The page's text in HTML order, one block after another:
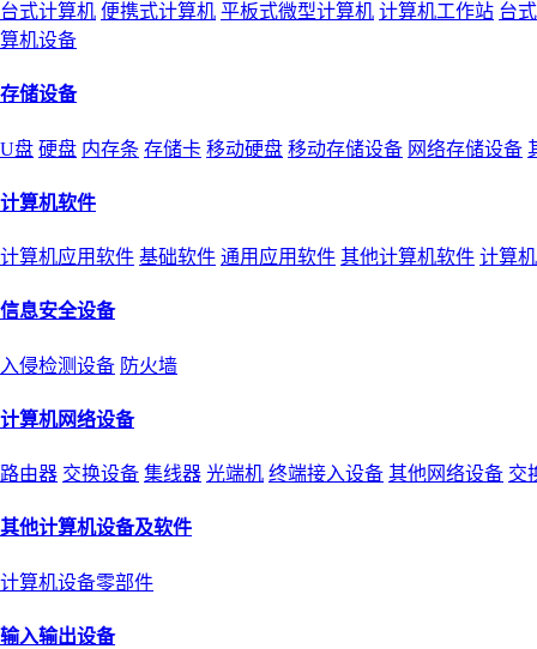
台式计算机 便携式计算机 平板式微型计算机 计算机工作站 台
算机设备
存储设备
U盘 硬盘 内存条 存储卡 移动硬盘 移动存储设备 网络存储设备
计算机软件
计算机应用软件 基础软件 通用应用软件 其他计算机软件 计算
信息安全设备
入侵检测设备 防火墙
计算机网络设备
路由器 交换设备 集线器 光端机 终端接入设备 其他网络设备 交
其他计算机设备及软件
计算机设备零部件
输入输出设备